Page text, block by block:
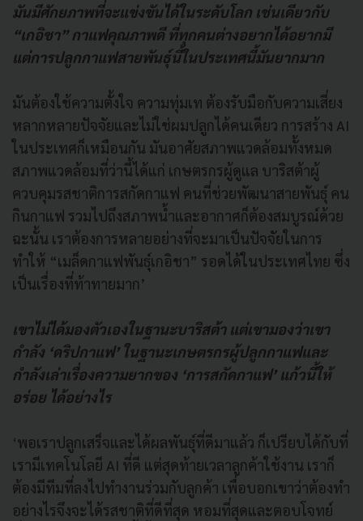
มันมีศักยภาพที่จะแข่งขันได้ในระดับโลก เช่นเดียวกับ
“เกอิชา” กาแฟคุณภาพดี ที่ทุกคนต่างอยากได้อยากมี
แต่การปลูกกาแฟสายพันธ์ุนี้ในประเทศนี้มันยากมาก
มันต้องใช้ความตั้งใจ ความทุ่มเท ต้องรับมือกับความเสี่ยง
หลากหลายปัจจัยและไม่ใช่ผมปลูกได้คนเดียว การสร้าง AI
ในประเทศก็เหมือนกัน มันอาศัยสภาพแวดล้อมทั้งหมด
สภาพแวดล้อมที่ว่านี้ได้แก่ เกษตรกรผู้ดูแล บาริสต้าผู้
ควบคุมรสชาติการสกัดกาแฟ คนที่ช่วยพัฒนาสายพันธุ์ คน
กินกาแฟ รวมไปถึงสภาพน้ำและอากาศก็ต้องสมบูรณ์ด้วย
ฉะนั้น เราต้องการหลายอย่างที่จะมาเป็นปัจจัยในการ
ทำให้ “เมล็ดกาแฟพันธุ์เกอิชา” รอดได้ในประเทศไทย ซึ่ง
เป็นเรื่องที่ท้าทายมาก’
เขาไม่ได้มองตัวเองในฐานะบาริสต้า แต่เขามองว่าเขา
กำลัง ‘ดริปกาแฟ’ ในฐานะเกษตรกรผู้ปลูกกาแฟและ
กำลังเล่าเรื่องความยากของ ‘การสกัดกาแฟ’ แก้วนี้ให้
อร่อย ได้อย่างไร
‘พอเราปลูกเสร็จและได้ผลพันธุ์ที่ดีมาแล้ว ก็เปรียบได้กับที่
เรามีเทคโนโลยี AI ที่ดี แต่สุดท้ายเวลาลูกค้าใช้งาน เราก็
ต้องมีทีมที่ลงไปทำงานร่วมกับลูกค้า เพื่อบอกเขาว่าต้องทำ
อย่างไรจึงจะได้รสชาติที่ดีที่สุด หอมที่สุดและตอบโจทย์